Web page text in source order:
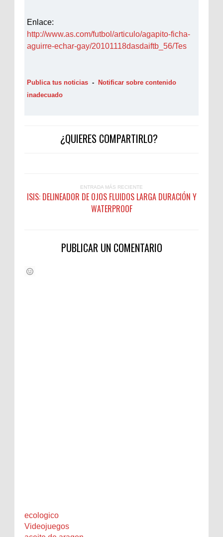
Enlace:
http://www.as.com/futbol/articulo/agapito-ficha-
aguirre-echar-gay/20101118dasdaiftb_56/Tes
Publica tus noticias - Notificar sobre contenido
inadecuado
¿QUIERES COMPARTIRLO?
ENTRADA MÁS RECIENTE
ISIS: DELINEADOR DE OJOS FLUIDOS LARGA DURACIÓN Y
WATERPROOF
PUBLICAR UN COMENTARIO
ecologico
Videojuegos